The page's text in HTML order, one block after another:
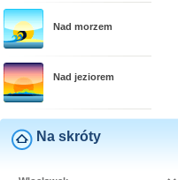
Nad morzem
Nad jeziorem
Na skróty